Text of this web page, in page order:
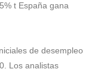
t España gana
de desempleo
Los analistas